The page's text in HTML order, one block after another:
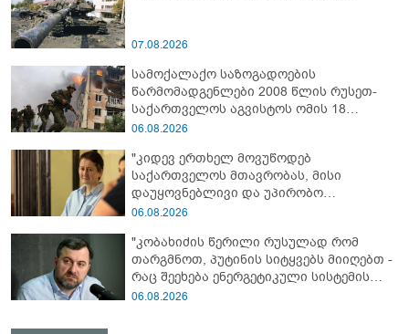
07.08.2026
სამოქალაქო საზოგადოების
წარმომადგენლები 2008 წლის რუსეთ-
საქართველოს აგვისტოს ომის 18
წლისთავთან დაკავშირებით ერთობლივ
06.08.2026
"კიდევ ერთხელ მოვუწოდებ
საქართველოს მთავრობას, მისი
დაუყოვნებლივი და უპირობო
გათავისუფლებისკენ" - რას წერს ეუთო-ს
06.08.2026
"კობახიძის წერილი რუსულად რომ
თარგმნოთ, პუტინის სიტყვებს მიიღებთ -
რაც შეეხება ენერგეტიკული სისტემის
პრობლემას, ნამდვილად ვაპირებ
06.08.2026